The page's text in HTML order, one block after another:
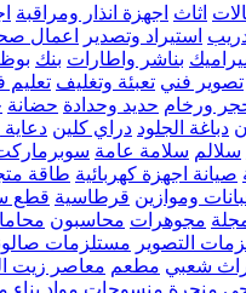
اثاث اجهزة انذار ومراقبة
استيراد وتصدير اعمال
بناشر واطارات بنك
تصوير فني تعبئة وتغليف تعليم
ورخام حديد وحدادة حضانة
دباغة الجلود دراي كلين دعاية
سلالم سلامة عامة
صيانة اجهزة كهربائية طاقة
وموازين قرطاسية قطع
مجوهرات محاسبون
التصوير مستلزمات
شعبي مطعم معاصر زيت
منجرة منسوجات مواد بناء